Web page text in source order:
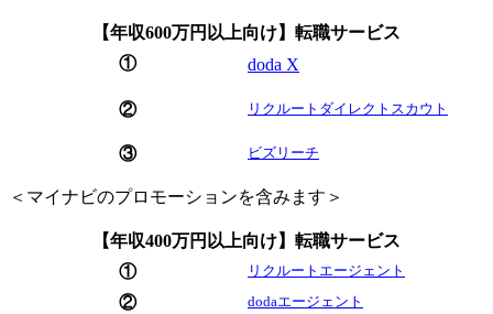
【年収600万円以上向け】転職サービス
①
doda X
② リクルートダイレクトスカウト
③ ビズリーチ
＜マイナビのプロモーションを含みます＞
【年収400万円以上向け】転職サービス
①
リクルートエージェント
② dodaエージェント